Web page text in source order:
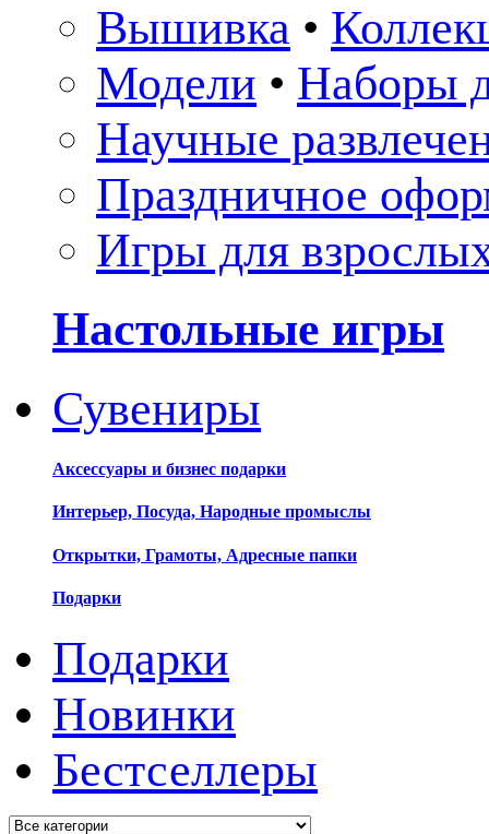
Вышивка •
Модели • Наборы
Научные
Праздничное
Игры для
Настольные игры
Сувениры
Аксессуары и бизнес подарки
Интерьер, Посуда, Народные промыслы
Открытки, Грамоты, Адресные папки
Подарки
Подарки
Новинки
Бестселлеры